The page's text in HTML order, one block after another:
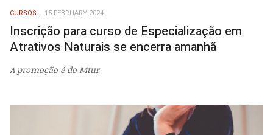
CURSOS 15 FEBRUARY 2024
Inscrição para curso de Especialização em
Atrativos Naturais se encerra amanhã
A promoção é do Mtur